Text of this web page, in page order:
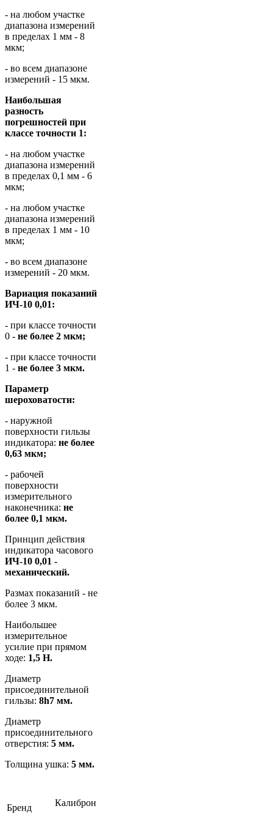
- на любом участке
диапазона измерений
в пределах 1 мм - 8
мкм;
- во всем диапазоне
измерений - 15 мкм.
Наибольшая
разность
погрешностей при
классе точности 1:
- на любом участке
диапазона измерений
в пределах 0,1 мм - 6
мкм;
- на любом участке
диапазона измерений
в пределах 1 мм - 10
мкм;
- во всем диапазоне
измерений - 20 мкм.
Вариация показаний
ИЧ-10 0,01:
- при классе точности
0 - не более 2 мкм;
- при классе точности
1 - не более 3 мкм.
Параметр
шероховатости:
- наружной
поверхности гильзы
индикатора: не более
0,63 мкм;
- рабочей
поверхности
измерительного
наконечника: не
более 0,1 мкм.
Принцип действия
индикатора часового
ИЧ-10 0,01 -
механический.
Размах показаний - не
более 3 мкм.
Наибольшее
измерительное
усилие при прямом
ходе: 1,5 Н.
Диаметр
присоединительной
гильзы: 8h7 мм.
Диаметр
присоединительного
отверстия: 5 мм.
Толщина ушка: 5 мм.
Бренд Калиброн